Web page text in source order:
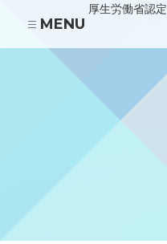
厚生労働省認
MENU
HOME